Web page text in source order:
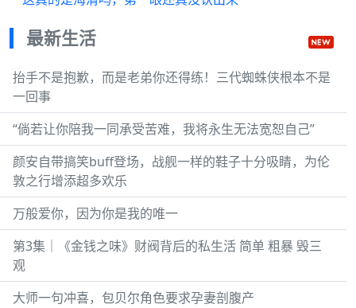
最新生活
抬手不是抱歉，而是老弟你还得练！三代蜘蛛侠根本不是
一回事
“倘若让你陪我一同承受苦难，我将永生无法宽恕自己”
颜安自带搞笑buff登场，战舰一样的鞋子十分吸睛，为伦
敦之行增添超多欢乐
万般爱你，因为你是我的唯一
第3集｜《金钱之味》财阀背后的私生活 简单 粗暴 毁三
观
大师一句冲喜，包贝尔角色要求孕妻剖腹产